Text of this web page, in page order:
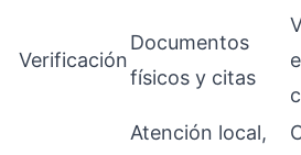
Verificación
Documentos
físicos y citas
Atención local,